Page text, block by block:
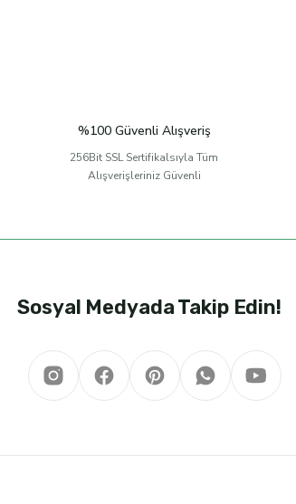
%100 Güvenli Alışveriş
256Bit SSL Sertifikalsıyla Tüm
Alışverişleriniz Güvenli
Sosyal Medyada Takip Edin!